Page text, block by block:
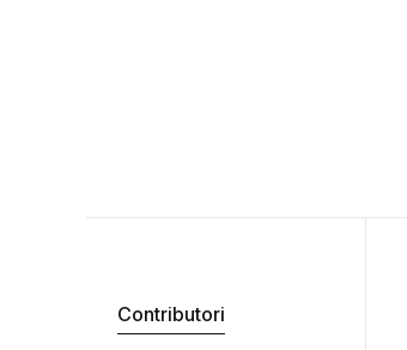
Contributori